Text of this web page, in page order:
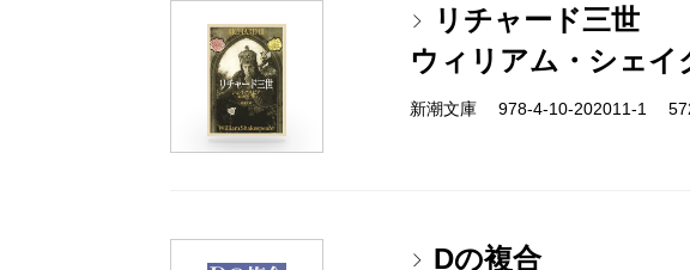
リチャード三世
ウィリアム・シェイ
新潮文庫 978-4-10-202011-1
Dの複合